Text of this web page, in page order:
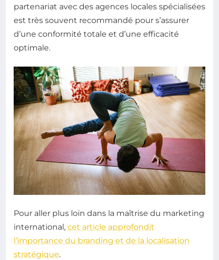
partenariat avec des agences locales spécialisées
est très souvent recommandé pour s’assurer
d’une conformité totale et d’une efficacité
optimale.
Pour aller plus loin dans la maîtrise du marketing
international, cet article approfondit
l’importance du branding et de la localisation
stratégique.